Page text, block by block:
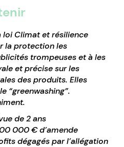
loi Climat et résilience
la protection les
trompeuses et à les
et précise sur les
des produits. Elles
“greenwashing”.
de 2 ans
000 € d’amende
dégagés par l’allégation